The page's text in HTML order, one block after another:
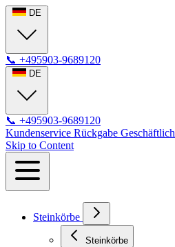
DE
📞 +495903-9689120
DE
📞 +495903-9689120
Kundenservice Rückgabe Geschäftlich
Skip to Content
Steinkörbe
Steinkörbe